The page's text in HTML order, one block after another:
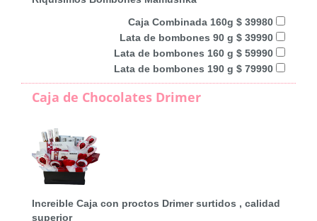
Caja Combinada 160g $ 39980
Lata de bombones 90 g $ 39990
Lata de bombones 160 g $ 59990
Lata de bombones 190 g $ 79990
Caja de Chocolates Drimer
Increible Caja con proctos Drimer surtidos , calidad
superior